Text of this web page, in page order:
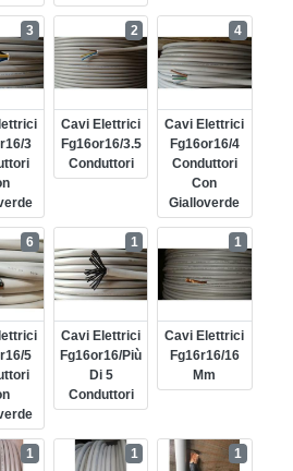
3
3
Cavi Elettrici
Fg16or16/3.5
Conduttori
2
Cavi Elettrici
Fg16or16/4
Conduttori
Con
Gialloverde
4
5
6
Cavi Elettrici
Fg16or16/più
Di 5
Conduttori
1
Cavi Elettrici
Fg16r16/16
Mm
1
1 1 1